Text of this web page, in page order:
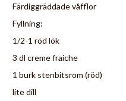
Färdiggräddade våfflor
Fyllning:
1/2-1 röd lök
3 dl creme fraiche
1 burk stenbitsrom (röd)
lite dill